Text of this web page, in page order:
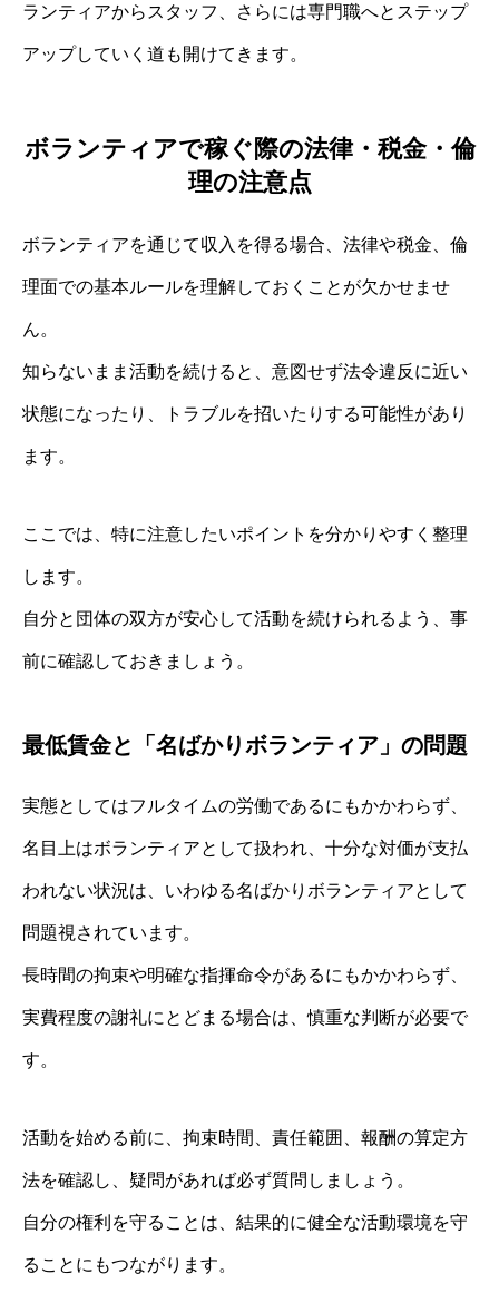
ランティアからスタッフ、さらには専門職へとステップ
アップしていく道も開けてきます。
ボランティアで稼ぐ際の法律・税金・倫
理の注意点
ボランティアを通じて収入を得る場合、法律や税金、倫
理面での基本ルールを理解しておくことが欠かせませ
ん。
知らないまま活動を続けると、意図せず法令違反に近い
状態になったり、トラブルを招いたりする可能性があり
ます。
ここでは、特に注意したいポイントを分かりやすく整理
します。
自分と団体の双方が安心して活動を続けられるよう、事
前に確認しておきましょう。
最低賃金と「名ばかりボランティア」の問題
実態としてはフルタイムの労働であるにもかかわらず、
名目上はボランティアとして扱われ、十分な対価が支払
われない状況は、いわゆる名ばかりボランティアとして
問題視されています。
長時間の拘束や明確な指揮命令があるにもかかわらず、
実費程度の謝礼にとどまる場合は、慎重な判断が必要で
す。
活動を始める前に、拘束時間、責任範囲、報酬の算定方
法を確認し、疑問があれば必ず質問しましょう。
自分の権利を守ることは、結果的に健全な活動環境を守
ることにもつながります。